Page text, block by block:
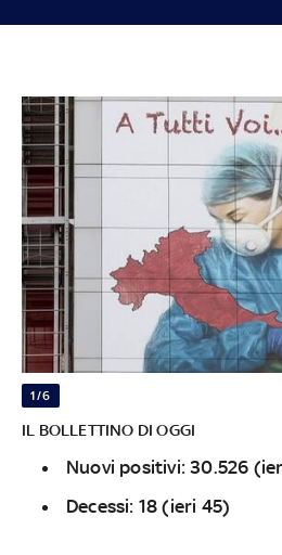
1/6
IL BOLLETTINO DI OGGI
Nuovi positivi: 30.526
Decessi: 18 (ieri 45)